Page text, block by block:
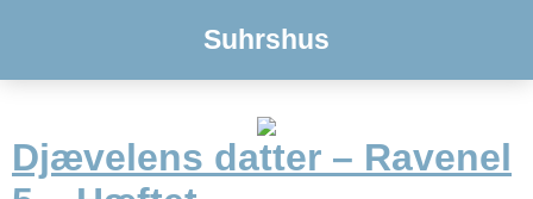
Suhrshus
Djævelens datter – Ravenel